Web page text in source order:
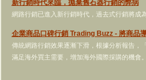
新行銷時代來臨，拋棄舊石器行銷的弊病
網路行銷已進入新行銷時代，過去式行銷將成
企業商品口碑行銷 Trading Buzz - 將商品
傳統網路行銷效果逐漸下滑，根據分析報告，
滿足海外買主需要，增加海外國際採購的機會。